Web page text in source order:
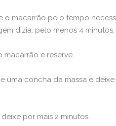
o macarrão pelo tempo
dizia: pelo menos 4
macarrão e reserve.
uma concha da massa e
deixe por mais 2 minutos.